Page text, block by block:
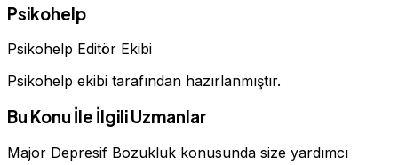
Psikohelp
Psikohelp Editör Ekibi
Psikohelp ekibi tarafından hazırlanmıştır.
Bu Konu İle İlgili Uzmanlar
Major Depresif Bozukluk konusunda size yardımcı